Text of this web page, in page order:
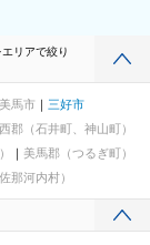
リアで絞り
美馬市
三好市
郡（石井町、神山町）
美馬郡（つるぎ町）
那河内村）